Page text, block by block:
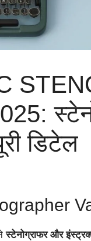
डिटेल
स्टेनोग्राफर और